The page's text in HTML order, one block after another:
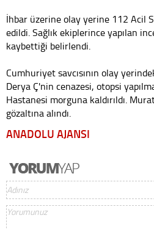
İhbar üzerine olay yerine 112 Acil
edildi. Sağlık ekiplerince yapılan
kaybettiği belirlendi.
Cumhuriyet savcısının olay
Derya Ç'nin cenazesi, otopsi
Hastanesi morguna kaldırıldı.
gözaltına alındı.
ANADOLU AJANSI